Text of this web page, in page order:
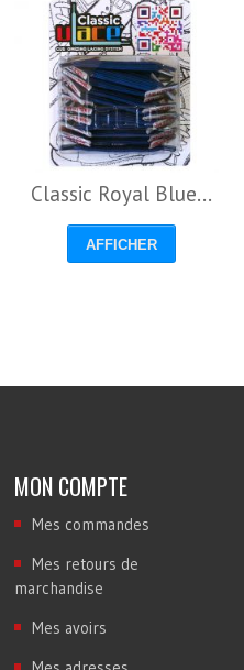
Classic Royal Blue...
AFFICHER
MON COMPTE
Mes commandes
Mes retours de
marchandise
Mes avoirs